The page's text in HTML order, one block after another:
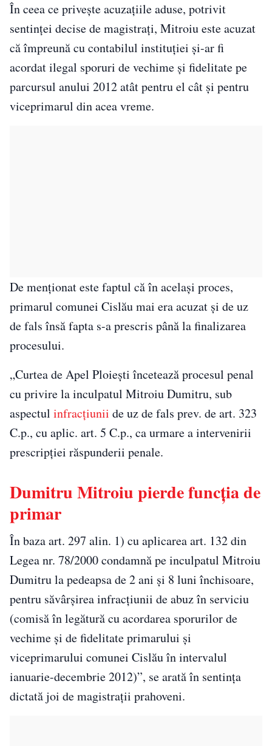
În ceea ce privește acuzațiile aduse, potrivit
sentinței decise de magistrați, Mitroiu este acuzat
că împreună cu contabilul instituţiei şi-ar fi
acordat ilegal sporuri de vechime şi fidelitate pe
parcursul anului 2012 atât pentru el cât şi pentru
viceprimarul din acea vreme.
De menționat este faptul că în același proces,
primarul comunei Cislău mai era acuzat şi de uz
de fals însă fapta s-a prescris până la finalizarea
procesului.
„Curtea de Apel Ploieşti încetează procesul penal
cu privire la inculpatul Mitroiu Dumitru, sub
aspectul infracţiunii de uz de fals prev. de art. 323
C.p., cu aplic. art. 5 C.p., ca urmare a intervenirii
prescripţiei răspunderii penale.
Dumitru Mitroiu pierde funcția de
primar
În baza art. 297 alin. 1) cu aplicarea art. 132 din
Legea nr. 78/2000 condamnă pe inculpatul Mitroiu
Dumitru la pedeapsa de 2 ani şi 8 luni închisoare,
pentru săvârşirea infracţiunii de abuz în serviciu
(comisă în legătură cu acordarea sporurilor de
vechime şi de fidelitate primarului şi
viceprimarului comunei Cislău în intervalul
ianuarie-decembrie 2012)”, se arată în sentinţa
dictată joi de magistraţii prahoveni.